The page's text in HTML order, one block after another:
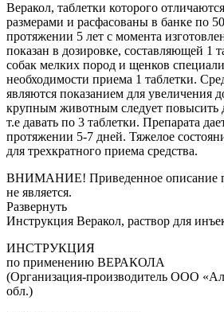
Веракол, таблетки которого
размерами и расфасованы в банке по
протяжении 5 лет с момента
показан в дозировке, составляющей 1
собак мелких пород и щенков
необходимости приема 1 таблетки.
являются показанием для увеличения
крупным животным следует повысить
т.е давать по 3 таблетки. Препарата
протяжении 5-7 дней. Тяжелое
для трехкратного приема средства.
ВНИМАНИЕ! Приведенное описание
не является.
Развернуть
Инструкция Веракол, раствор для
ИНСТРУКЦИЯ
по применению ВЕРАКОЛА
(Организация-производитель ООО
обл.)